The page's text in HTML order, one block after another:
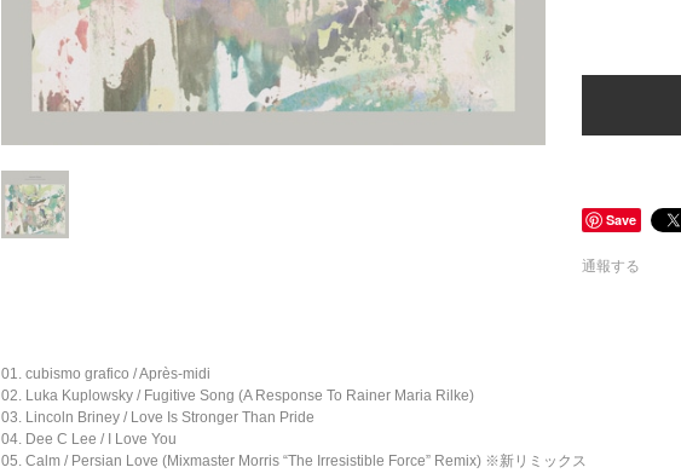
Save
通報する
01. cubismo grafico / Après-midi
02. Luka Kuplowsky / Fugitive Song (A Response To Rainer Maria Rilke)
03. Lincoln Briney / Love Is Stronger Than Pride
04. Dee C Lee / I Love You
05. Calm / Persian Love (Mixmaster Morris “The Irresistible Force” Remix) ※新リミックス